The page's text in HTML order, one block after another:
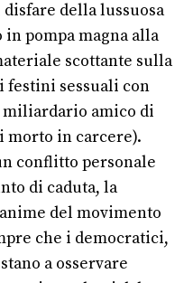
della lussuosa
in pompa magna alla
scottante sulla
festini sessuali con
amico di
morto in carcere).
conflitto personale
di caduta, la
del movimento
che i democratici,
a osservare